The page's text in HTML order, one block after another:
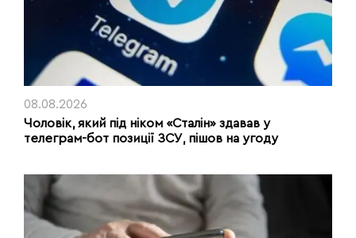
08.08.2026
Чоловік, який під ніком «Сталін» здавав у
телеграм-бот позиції ЗСУ, пішов на угоду